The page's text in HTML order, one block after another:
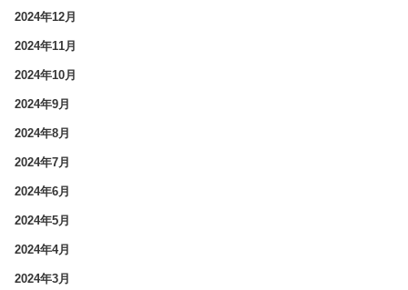
2024年12月
2024年11月
2024年10月
2024年9月
2024年8月
2024年7月
2024年6月
2024年5月
2024年4月
2024年3月